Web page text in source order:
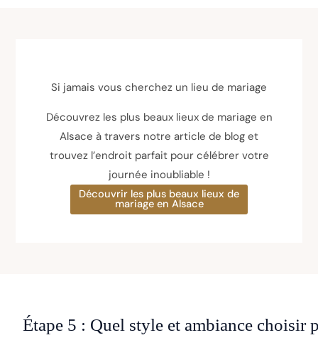
Si jamais vous cherchez un lieu de mariage
Découvrez les plus beaux lieux de mariage en
Alsace à travers notre article de blog et
trouvez l’endroit parfait pour célébrer votre
journée inoubliable !
Découvrir les plus beaux lieux de
mariage en Alsace
Étape 5 : Quel style et ambiance choisir